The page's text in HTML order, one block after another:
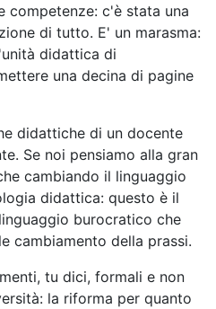
c'è stata una
di tutto. E' un marasma:
didattica di
una decina di pagine
didattiche di un docente
Se noi pensiamo alla gran
cambiando il linguaggio
didattica: questo è il
burocratico che
cambiamento della prassi.
tu dici, formali e non
la riforma per quanto